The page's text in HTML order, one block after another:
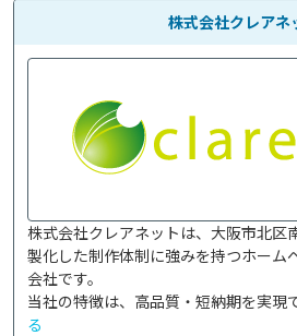
株式会社クレアネ
株式会社クレアネットは、大阪市北区
製化した制作体制に強みを持つホーム
会社です。
当社の特徴は、高品質・短納期を実現
る